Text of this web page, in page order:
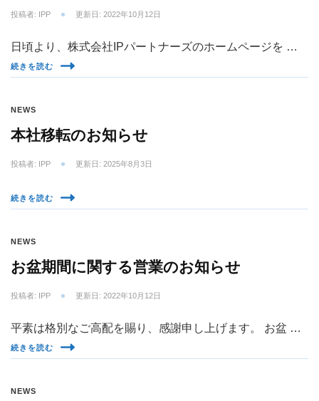
投稿者: IPP 更新日: 2022年10月12日
日頃より、株式会社IPパートナーズのホームページを …
続きを読む
NEWS
本社移転のお知らせ
投稿者: IPP 更新日: 2025年8月3日
続きを読む
NEWS
お盆期間に関する営業のお知らせ
投稿者: IPP 更新日: 2022年10月12日
平素は格別なご高配を賜り、感謝申し上げます。 お盆 …
続きを読む
NEWS